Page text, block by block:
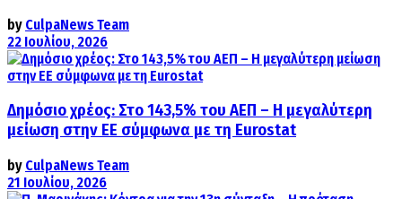
by CulpaNews Team
22 Ιουλίου, 2026
Δημόσιο χρέος: Στο 143,5% του ΑΕΠ – Η μεγαλύτερη
μείωση στην ΕΕ σύμφωνα με τη Eurostat
by CulpaNews Team
21 Ιουλίου, 2026